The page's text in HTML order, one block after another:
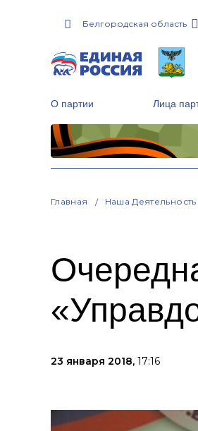
Белгородская область
О партии Лица
Главная Наша Деятельность
23 января 2018, 17:16